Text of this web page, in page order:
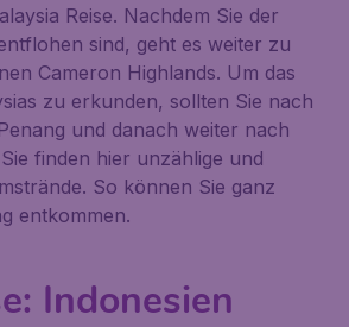
Reise. Nachdem Sie der
sind, geht es weiter zu
Cameron Highlands. Um das
zu erkunden, sollten Sie nach
und danach weiter nach
finden hier unzählige und
So können Sie ganz
entkommen.
Indonesien